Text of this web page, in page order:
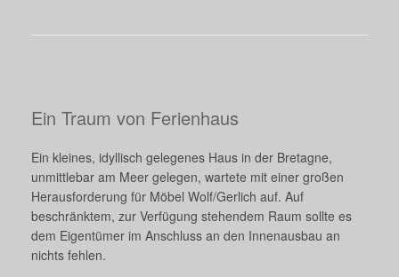
Ein Traum von Ferienhaus
Ein kleines, idyllisch gelegenes Haus in der Bretagne,
unmittlebar am Meer gelegen, wartete mit einer großen
Herausforderung für Möbel Wolf/Gerlich auf. Auf
beschränktem, zur Verfügung stehendem Raum sollte es
dem Eigentümer im Anschluss an den Innenausbau an
nichts fehlen.